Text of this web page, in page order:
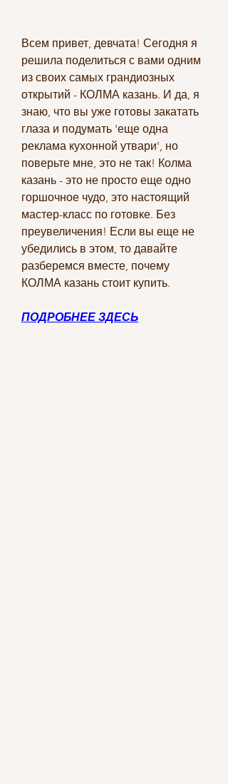
Всем привет, девчата! Сегодня я
решила поделиться с вами одним
из своих самых грандиозных
открытий - КОЛМА казань. И да, я
знаю, что вы уже готовы закатать
глаза и подумать 'еще одна
реклама кухонной утвари', но
поверьте мне, это не так! Колма
казань - это не просто еще одно
горшочное чудо, это настоящий
мастер-класс по готовке. Без
преувеличения! Если вы еще не
убедились в этом, то давайте
разберемся вместе, почему
КОЛМА казань стоит купить.
ПОДРОБНЕЕ ЗДЕСЬ